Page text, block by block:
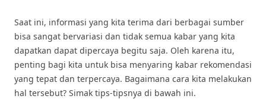
Saat ini, informasi yang kita terima dari berbagai sumber
bisa sangat bervariasi dan tidak semua kabar yang kita
dapatkan dapat dipercaya begitu saja. Oleh karena itu,
penting bagi kita untuk bisa menyaring kabar rekomendasi
yang tepat dan terpercaya. Bagaimana cara kita melakukan
hal tersebut? Simak tips-tipsnya di bawah ini.